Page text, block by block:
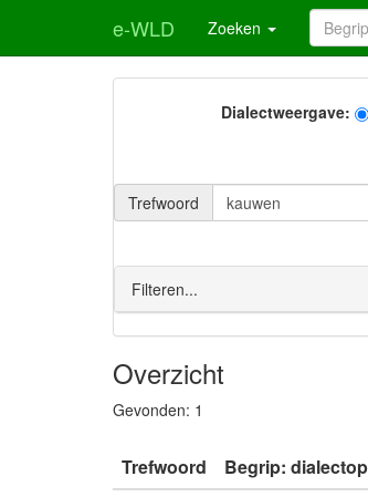
e-WLD Zoeken
Dialectweergave:
Trefwoord
Filteren...
Overzicht
Gevonden: 1
Trefwoord Begrip: